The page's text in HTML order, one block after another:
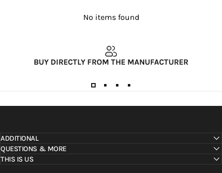
No items found
BUY DIRECTLY FROM THE MANUFACTURER
ADDITIONAL
QUESTIONS & MORE
THIS IS US